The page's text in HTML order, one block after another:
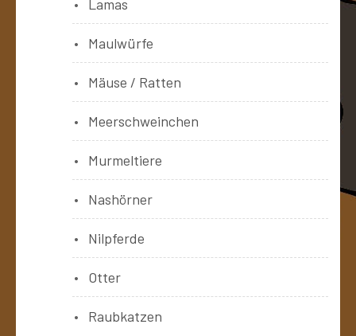
Lamas
Maulwürfe
Mäuse / Ratten
Meerschweinchen
Murmeltiere
Nashörner
Nilpferde
Otter
Raubkatzen